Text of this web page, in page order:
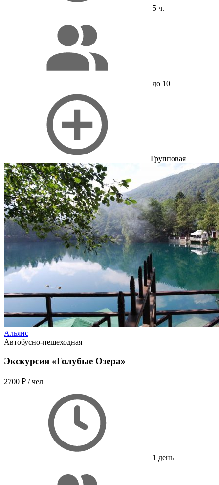
5 ч.
до 10
Групповая
Альянс
Автобусно-пешеходная
Экскурсия «Голубые Озера»
2700 ₽ / чел
1 день